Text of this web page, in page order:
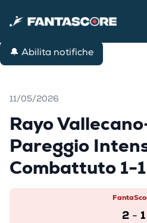
🔔 Abilita notifiche
11/05/2026
Rayo
Pareggio
Combattuto 1-1
2 - 1